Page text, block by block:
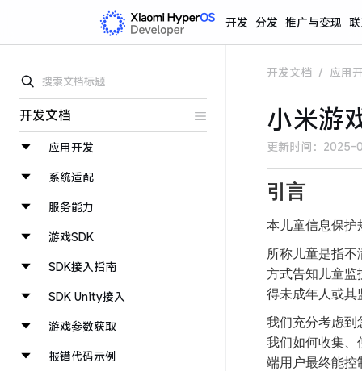
开发 分发 推广与变现
开发文档
应用开发
系统适配
服务能力
游戏SDK
SDK接入指南
SDK Unity接入
游戏参数获取
报错代码示例
开发文档 / 应用
小米游
更新时间： 2025-
引言
本儿童信息保护
所称儿童是指
方式告知儿童监
得未成年人或其
我们充分考虑到
我们如何收集、
端用户最终能控